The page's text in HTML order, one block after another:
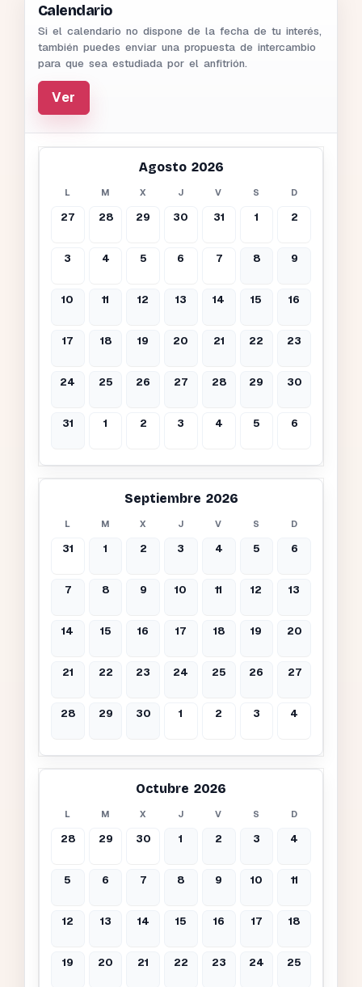
Calendario
Si el calendario no dispone de la fecha de tu interés,
también puedes enviar una propuesta de intercambio
para que sea estudiada por el anfitrión.
Ver
Agosto 2026
L M X J V S D
27 28 29 30 31 1 2
3 4 5 6 7 8 9
10 11 12 13 14 15 16
17 18 19 20 21 22 23
24 25 26 27 28 29 30
31 1 2 3 4 5 6
Septiembre 2026
L M X J V S D
31 1 2 3 4 5 6
7 8 9 10 11 12 13
14 15 16 17 18 19 20
21 22 23 24 25 26 27
28 29 30 1 2 3 4
Octubre 2026
L M X J V S D
28 29 30 1 2 3 4
5 6 7 8 9 10 11
12 13 14 15 16 17 18
19 20 21 22 23 24 25